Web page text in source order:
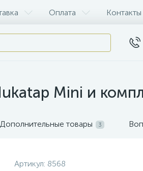
Оплата Контакты
Mini и
Дополнительные товары 3
Артикул: 8568